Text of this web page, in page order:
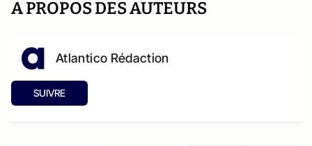
A PROPOS DES AUTEURS
Atlantico Rédaction
SUIVRE